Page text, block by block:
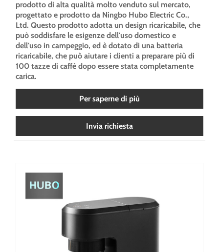
prodotto di alta qualità molto venduto sul mercato,
progettato e prodotto da Ningbo Hubo Electric Co.,
Ltd. Questo prodotto adotta un design ricaricabile, che
può soddisfare le esigenze dell'uso domestico e
dell'uso in campeggio, ed è dotato di una batteria
ricaricabile, che può aiutare i clienti a preparare più di
100 tazze di caffè dopo essere stata completamente
carica.
Per saperne di più
Invia richiesta